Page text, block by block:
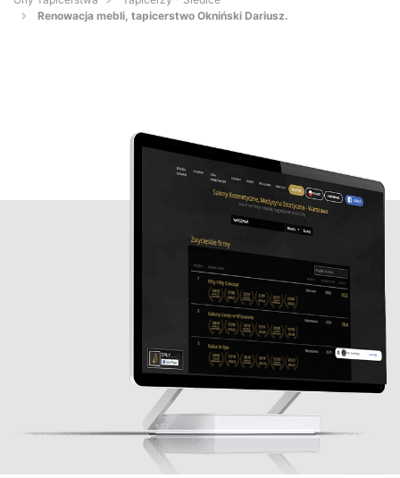
Renowacja mebli, tapicerstwo Okniński Dariusz.